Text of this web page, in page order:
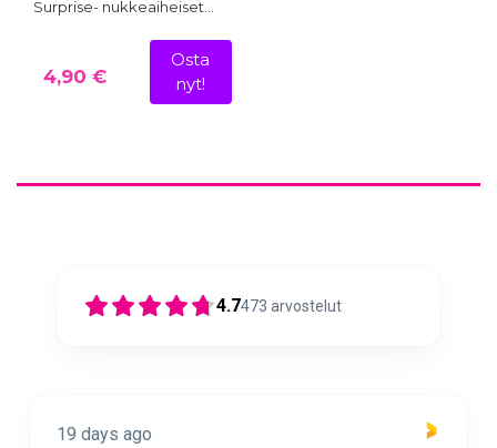
Surprise- nukkeaiheiset…
4,90 €
Osta
nyt!
4.7473 arvostelut
20 days ago